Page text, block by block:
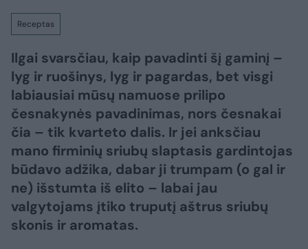
Receptas
Ilgai svarsčiau, kaip pavadinti šį gaminį –
lyg ir ruošinys, lyg ir pagardas, bet visgi
labiausiai mūsų namuose prilipo
česnakynės pavadinimas, nors česnakai
čia – tik kvarteto dalis. Ir jei anksčiau
mano firminių sriubų slaptasis gardintojas
būdavo adžika, dabar ji trumpam (o gal ir
ne) išstumta iš elito – labai jau
valgytojams įtiko truputį aštrus sriubų
skonis ir aromatas.